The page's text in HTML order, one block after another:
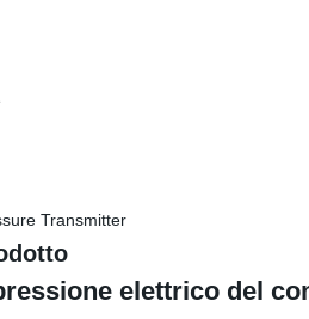
Transmitter
elettrico del